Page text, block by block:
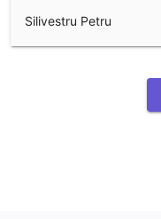
Silivestru Petru